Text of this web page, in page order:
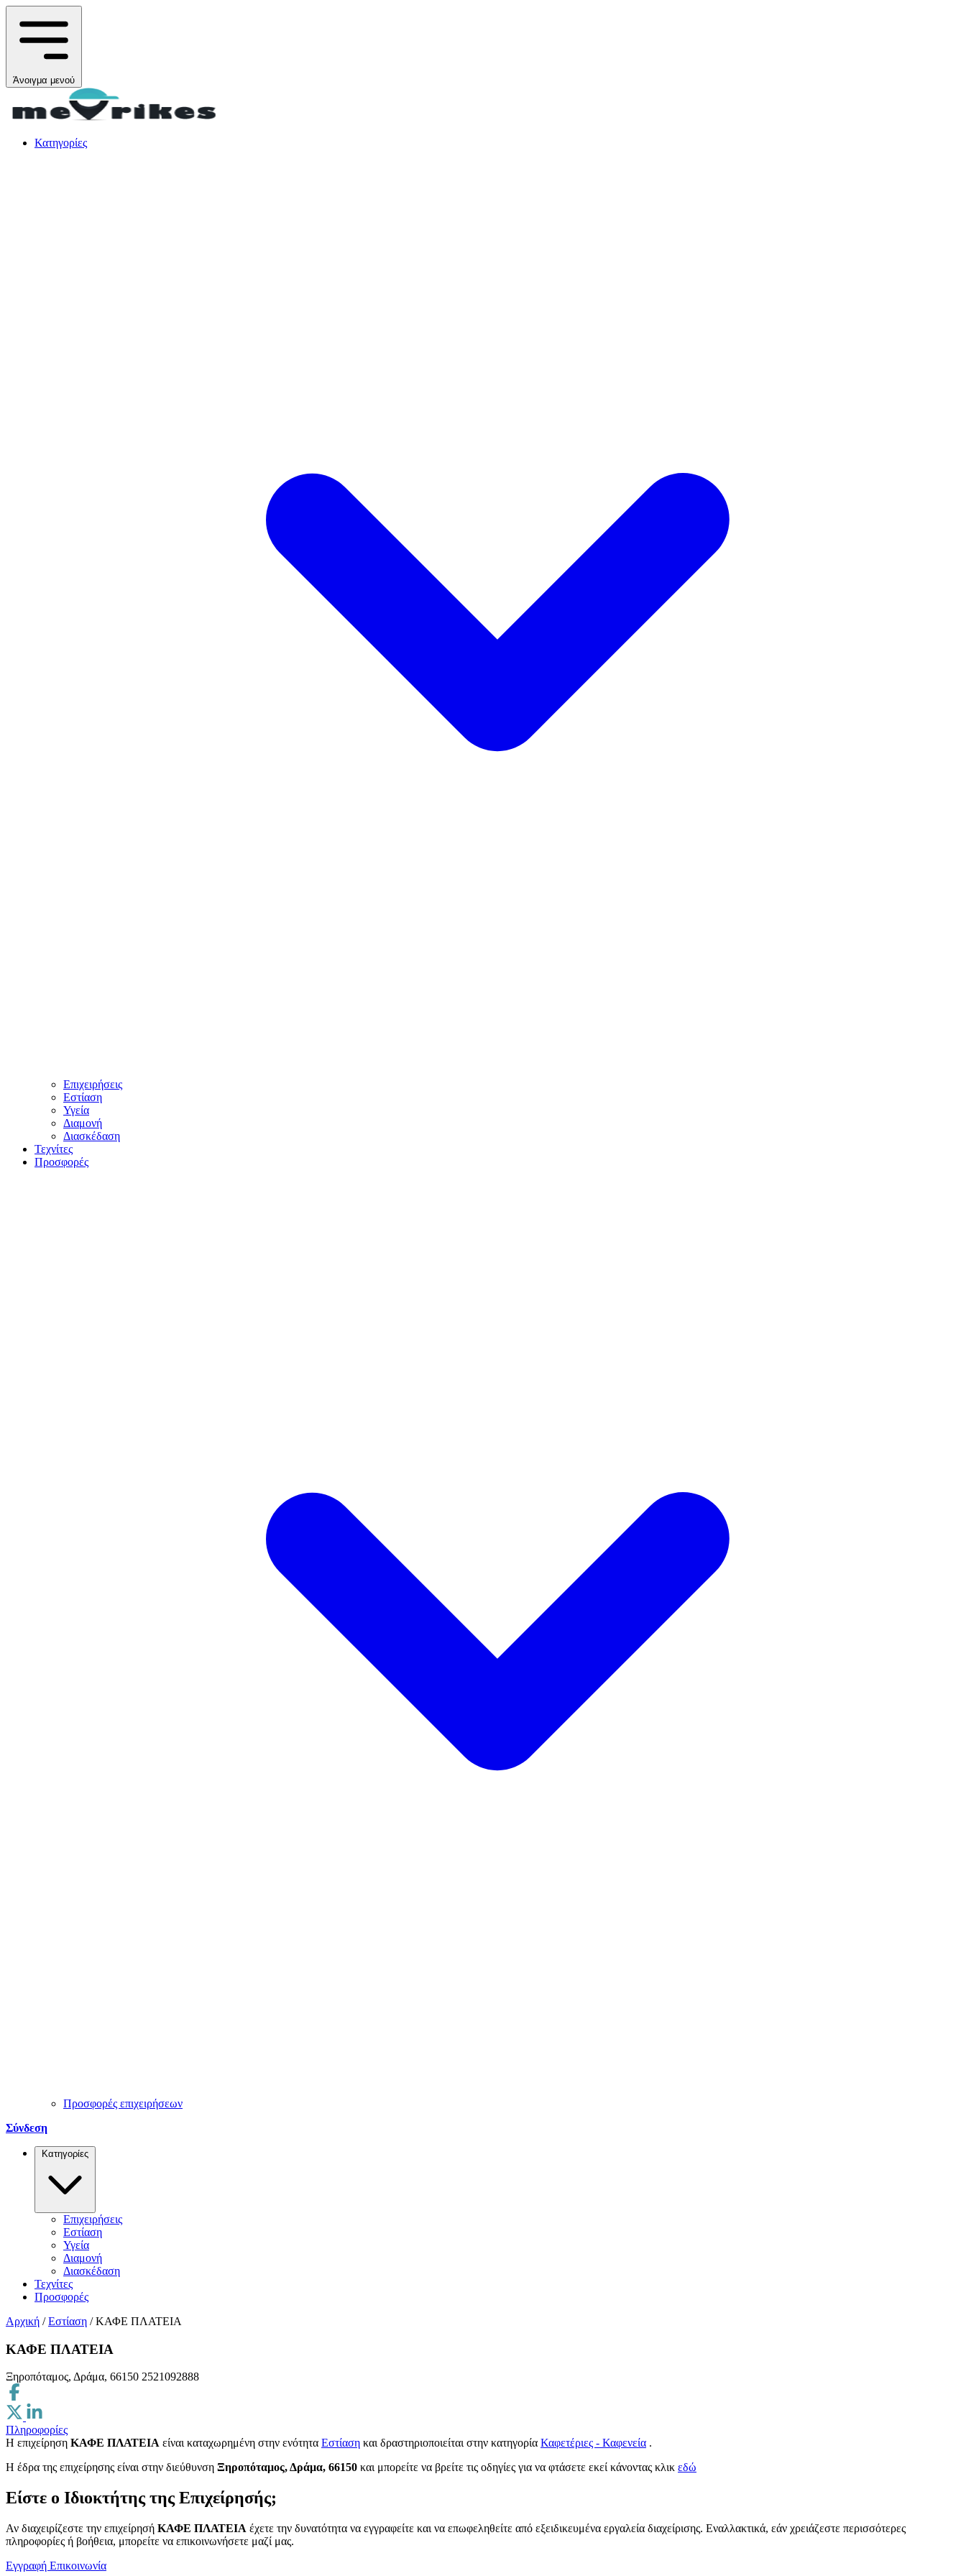
Άνοιγμα μενού
Κατηγορίες
Επιχειρήσεις
Εστίαση
Υγεία
Διαμονή
Διασκέδαση
Τεχνίτες
Προσφορές
Προσφορές επιχειρήσεων
Σύνδεση
Κατηγορίες
Επιχειρήσεις
Εστίαση
Υγεία
Διαμονή
Διασκέδαση
Τεχνίτες
Προσφορές
Αρχική / Εστίαση / ΚΑΦΕ ΠΛΑΤΕΙΑ
ΚΑΦΕ ΠΛΑΤΕΙΑ
Ξηροπόταμος, Δράμα, 66150 2521092888
Πληροφορίες
Η επιχείρηση ΚΑΦΕ ΠΛΑΤΕΙΑ είναι καταχωρημένη στην ενότητα Εστίαση και δραστηριοποιείται στην κατηγορία Καφετέριες - Καφενεία .
H έδρα της επιχείρησης είναι στην διεύθυνση Ξηροπόταμος, Δράμα, 66150 και μπορείτε να βρείτε τις οδηγίες για να φτάσετε εκεί κάνοντας κλικ εδώ
Είστε ο Ιδιοκτήτης της Επιχείρησής;
Αν διαχειρίζεστε την επιχείρησή ΚΑΦΕ ΠΛΑΤΕΙΑ έχετε την δυνατότητα να εγγραφείτε και να επωφεληθείτε από εξειδικευμένα εργαλεία διαχείρισης. Εναλλακτικά, εάν χρειάζεστε περισσότερες
πληροφορίες ή βοήθεια, μπορείτε να επικοινωνήσετε μαζί μας.
Εγγραφή Επικοινωνία